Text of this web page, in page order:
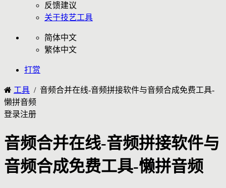
反馈建议
关于技艺工具
简体中文
繁体中文
打赏
工具 / 音频合并在线-音频拼接软件与音频合成免费工具-
懒拼音频
登录注册
音频合并在线-音频拼接软件与
音频合成免费工具-懒拼音频